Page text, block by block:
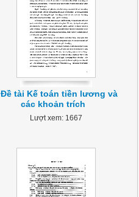
Đề tài Kế toán tiền lương và
các khoản trích
Lượt xem: 1667